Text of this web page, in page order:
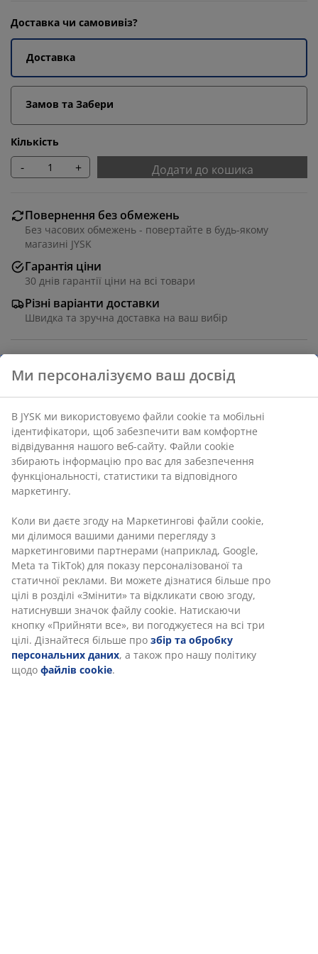
Доставка чи самовивіз?
Доставка
Замов та Забери
Кількість
- + Додати до кошика
Повернення без обмежень
Без часових обмежень - повертайте в будь-якому
магазині JYSK
Гарантія ціни
30 днів гарантії ціни на всі товари
Різні варіанти доставки
Швидка та зручна доставка на ваш вибір
Чохол зі 100% поліестеру. Штучне хутро. 40х40 см
Артикул: 6880507
Характеристики
Відгуки
(15)
Доставка
Ми персоналізуємо ваш досвід
В JYSK ми використовуємо файли cookie та мобільні
ідентифікатори, щоб забезпечити вам комфортне
відвідування нашого веб-сайту. Файли cookie
збирають інформацію про вас для забезпечення
функціональності, статистики та відповідного
Коли ви даєте згоду на Маркетингові файли cookie,
ми ділимося вашими даними перегляду з
маркетинговими партнерами (наприклад, Google,
Meta та TikTok) для показу персоналізованої та
статичної реклами. Ви можете дізнатися більше про
цілі в розділі «Змінити» та відкликати свою згоду,
натиснувши значок файлу cookie. Натискаючи кнопку
«Прийняти все», ви погоджуєтеся на всі три цілі.
Дізнайтеся більше прозбір та обробку
персональних даних